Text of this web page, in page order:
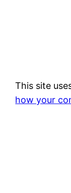
This site
how your